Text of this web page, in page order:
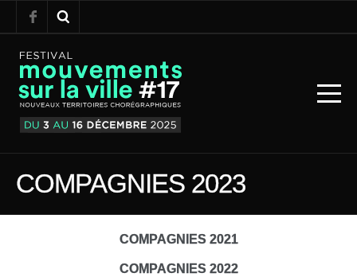
COMPAGNIES 2023
COMPAGNIES 2021
COMPAGNIES 2022